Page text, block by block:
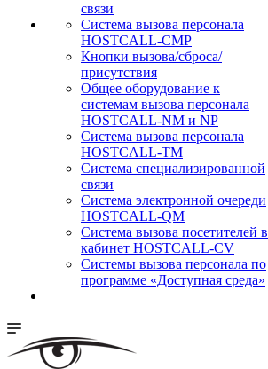
связи
Cистема вызова персонала
HOSTCALL-CMP
Кнопки вызова/сброса/
присутствия
Общее оборудование к
системам вызова персонала
HOSTCALL-NM и NP
Система вызова персонала
HOSTCALL-TM
Система специализированной
связи
Система электронной очереди
HOSTCALL-QM
Cистема вызова посетителей в
кабинет HOSTCALL-CV
Системы вызова персонала по
программе «Доступная среда»